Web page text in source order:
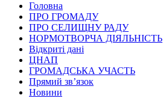
Головна
ПРО ГРОМАДУ
ПРО СЕЛИЩНУ РАДУ
НОРМОТВОРЧА ДІЯЛЬНІСТЬ
Відкриті дані
ЦНАП
ГРОМАДСЬКА УЧАСТЬ
Прямий зв’язок
Новини